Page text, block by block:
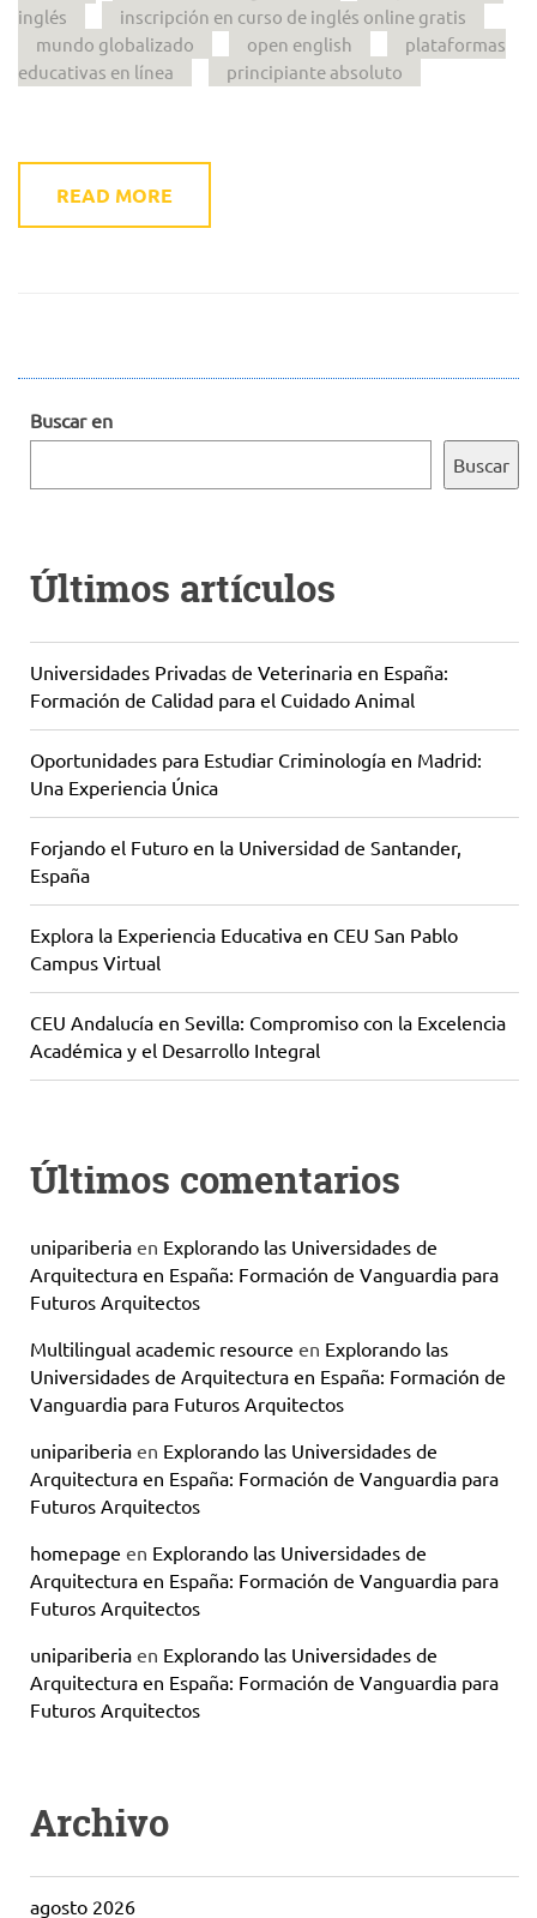
inglés
inscripción en curso de inglés online gratis
mundo globalizado
open english
plataformas
educativas en línea
principiante absoluto
READ MORE
Buscar en
Buscar
Últimos artículos
Universidades Privadas de Veterinaria en España:
Formación de Calidad para el Cuidado Animal
Oportunidades para Estudiar Criminología en Madrid:
Una Experiencia Única
Forjando el Futuro en la Universidad de Santander,
España
Explora la Experiencia Educativa en CEU San Pablo
Campus Virtual
CEU Andalucía en Sevilla: Compromiso con la Excelencia
Académica y el Desarrollo Integral
Últimos comentarios
unipariberia en Explorando las Universidades de
Arquitectura en España: Formación de Vanguardia para
Futuros Arquitectos
Multilingual academic resource en Explorando las
Universidades de Arquitectura en España: Formación de
Vanguardia para Futuros Arquitectos
unipariberia en Explorando las Universidades de
Arquitectura en España: Formación de Vanguardia para
Futuros Arquitectos
homepage en Explorando las Universidades de
Arquitectura en España: Formación de Vanguardia para
Futuros Arquitectos
unipariberia en Explorando las Universidades de
Arquitectura en España: Formación de Vanguardia para
Futuros Arquitectos
Archivo
agosto 2026